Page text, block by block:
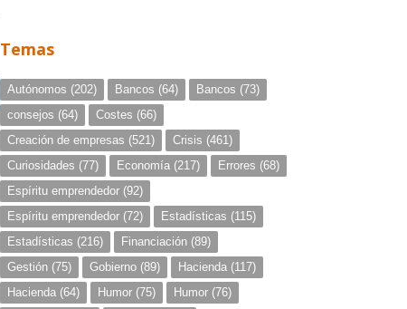
Temas
Autónomos (202) Bancos (64) Bancos (73)
consejos (64) Costes (66)
Creación de empresas (521) Crisis (461)
Curiosidades (77) Economía (217) Errores (68)
Espíritu emprendedor (92)
Espíritu emprendedor (72) Estadísticas (115)
Estadísticas (216) Financiación (89)
Gestión (75) Gobierno (89) Hacienda (117)
Hacienda (64) Humor (75) Humor (76)